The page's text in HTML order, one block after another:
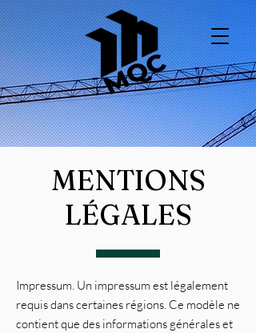
MENTIONS
LÉGALES
Impressum. Un impressum est légalement
requis dans certaines régions. Ce modèle ne
contient que des informations générales et